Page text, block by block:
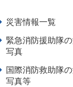
災害情報一覧
緊急消防援助隊
写真
国際消防救助隊
写真等